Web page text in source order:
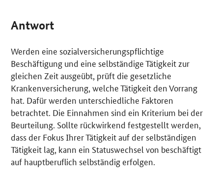
Antwort
Werden eine sozialversicherungspflichtige
Beschäftigung und eine selbständige Tätigkeit zur
gleichen Zeit ausgeübt, prüft die gesetzliche
Krankenversicherung, welche Tätigkeit den Vorrang
hat. Dafür werden unterschiedliche Faktoren
betrachtet. Die Einnahmen sind ein Kriterium bei der
Beurteilung. Sollte rückwirkend festgestellt werden,
dass der Fokus Ihrer Tätigkeit auf der selbständigen
Tätigkeit lag, kann ein Statuswechsel von beschäftigt
auf hauptberuflich selbständig erfolgen.